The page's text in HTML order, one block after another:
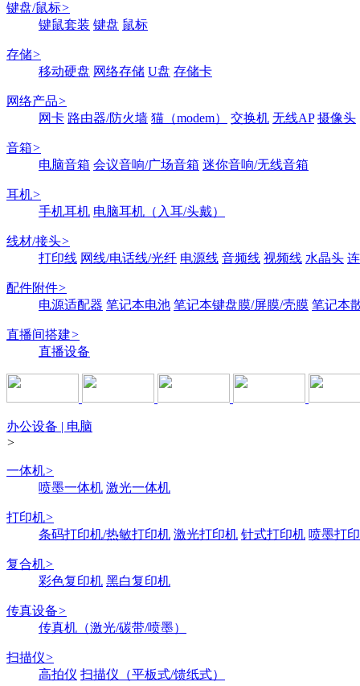
键盘/鼠标>
键鼠套装 键盘 鼠标
存储>
移动硬盘 网络存储 U盘 存储卡
网络产品>
网卡 路由器/防火墙 猫（modem） 交换机 无线AP 摄像头
音箱>
电脑音箱 会议音响/广场音箱 迷你音响/无线音箱
耳机>
手机耳机 电脑耳机（入耳/头戴）
线材/接头>
打印线 网线/电话线/光纤 电源线 音频线 视频线 水晶头
配件附件>
电源适配器 笔记本电池 笔记本键盘膜/屏膜/壳膜 笔记本
直播间搭建>
直播设备
办公设备 | 电脑
>
一体机>
喷墨一体机 激光一体机
打印机>
条码打印机/热敏打印机 激光打印机 针式打印机 喷墨打
复合机>
彩色复印机 黑白复印机
传真设备>
传真机（激光/碳带/喷墨）
扫描仪>
高拍仪 扫描仪（平板式/馈纸式）